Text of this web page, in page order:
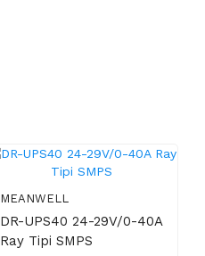
MEANWELL
DR-UPS40 24-29V/0-40A
Ray Tipi SMPS